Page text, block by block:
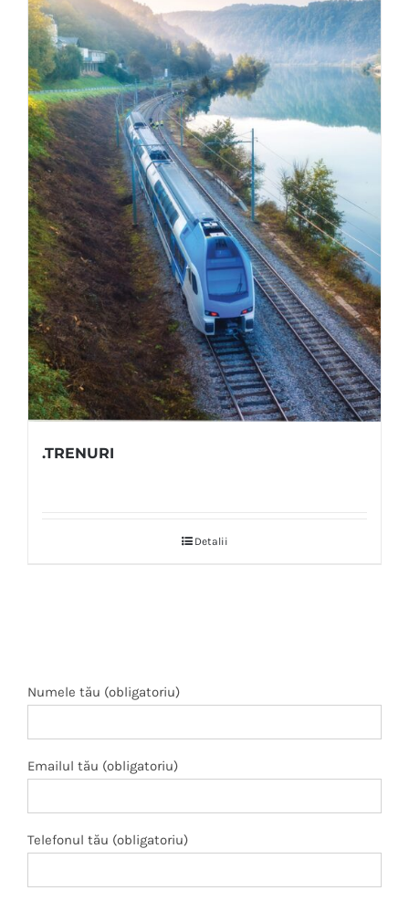
.TRENURI
Detalii
Numele tău (obligatoriu)
Emailul tău (obligatoriu)
Telefonul tău (obligatoriu)